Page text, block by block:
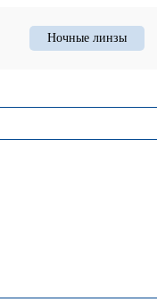
Ночные линзы